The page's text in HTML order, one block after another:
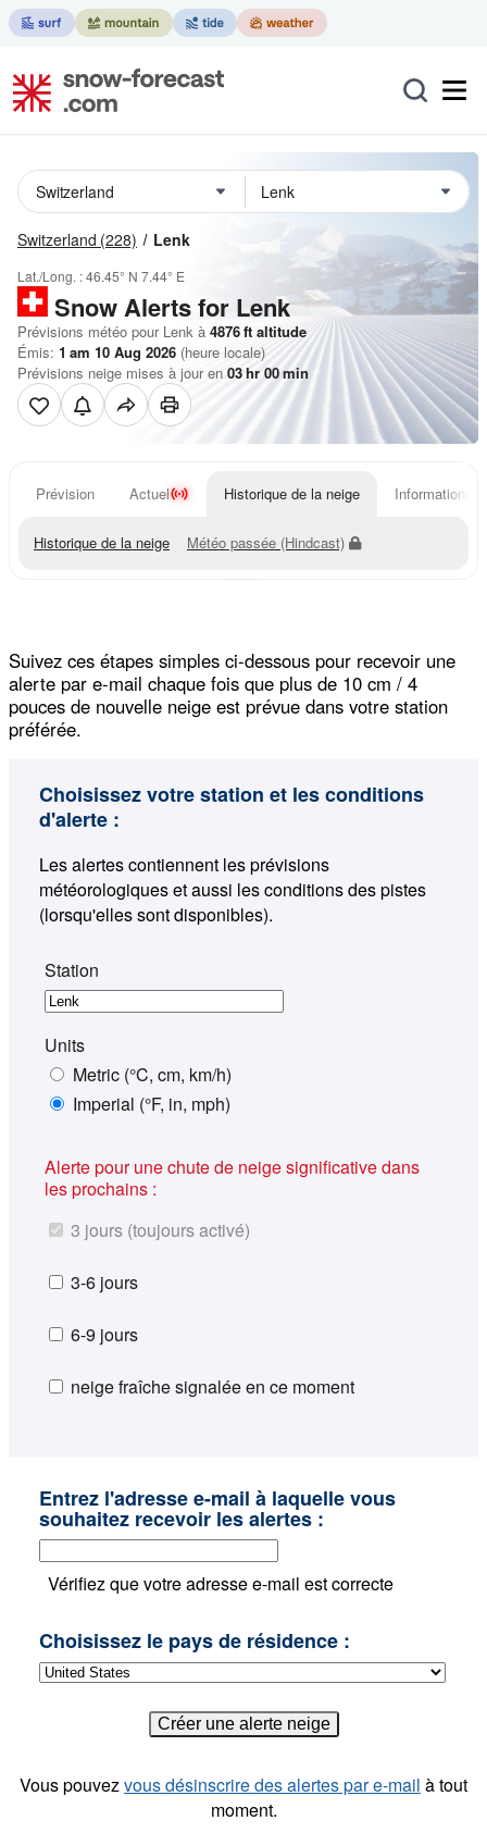
Switzerland (228) Lenk
Lat./Long. :46.45° N 7.44° E
Snow Alerts for Lenk
Prévisions météo pour Lenk à 4876ft altitude
Émis: 1 am 10 Aug 2026 (heure locale)
Prévisions neige mises à jour en 03hr 00min
Prévision Actuel Historique de la neige Informations
Historique de la neige Météo passée (Hindcast)
Suivez ces étapes simples ci-dessous pour recevoir une
alerte par e-mail chaque fois que plus de 10 cm / 4
pouces de nouvelle neige est prévue dans votre station
préférée.
Choisissez votre station et les conditions
d'alerte :
Les alertes contiennent les prévisions
météorologiques et aussi les conditions des pistes
(lorsqu'elles sont disponibles).
Station
Units
Metric (°C, cm, km/h)
Imperial (°F, in, mph)
Alerte pour une chute de neige significative dans
les prochains :
3 jours (toujours activé)
3-6 jours
6-9 jours
neige fraîche signalée en ce moment
Entrez l'adresse e-mail à laquelle vous
souhaitez recevoir les alertes :
Vérifiez que votre adresse e-mail est correcte
Choisissez le pays de résidence :
Vous pouvezvous désinscrire des alertes par e-mail à tout
moment.